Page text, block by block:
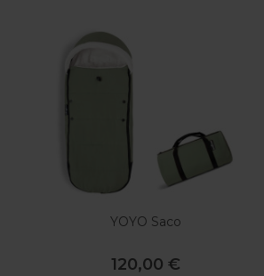
YOYO Saco
120,00 €